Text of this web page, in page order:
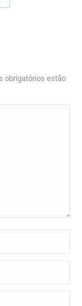
obrigatórios estão